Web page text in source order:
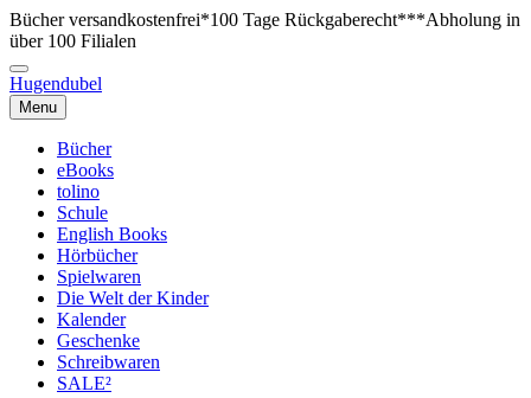
Bücher versandkostenfrei*100 Tage Rückgaberecht***Abholung in
über 100 Filialen
Hugendubel
Menu
Bücher
eBooks
tolino
Schule
English Books
Hörbücher
Spielwaren
Die Welt der Kinder
Kalender
Geschenke
Schreibwaren
SALE²